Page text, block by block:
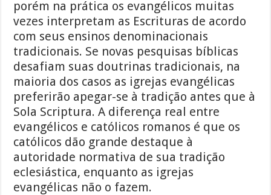
porém na prática os evangélicos muitas
vezes interpretam as Escrituras de acordo
com seus ensinos denominacionais
tradicionais. Se novas pesquisas bíblicas
desafiam suas doutrinas tradicionais, na
maioria dos casos as igrejas evangélicas
preferirão apegar-se à tradição antes que à
Sola Scriptura. A diferença real entre
evangélicos e católicos romanos é que os
católicos dão grande destaque à
autoridade normativa de sua tradição
eclesiástica, enquanto as igrejas
evangélicas não o fazem.